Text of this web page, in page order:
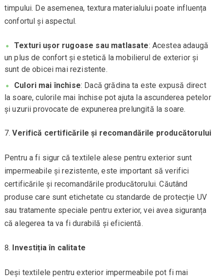
timpului. De asemenea, textura materialului poate influența
confortul și aspectul.
Texturi ușor rugoase sau matlasate: Acestea adaugă
un plus de confort și estetică la mobilierul de exterior și
sunt de obicei mai rezistente.
Culori mai închise: Dacă grădina ta este expusă direct
la soare, culorile mai închise pot ajuta la ascunderea petelor
și uzurii provocate de expunerea prelungită la soare.
Verifică certificările și recomandările producătorului
Pentru a fi sigur că textilele alese pentru exterior sunt
impermeabile și rezistente, este important să verifici
certificările și recomandările producătorului. Căutând
produse care sunt etichetate cu standarde de protecție UV
sau tratamente speciale pentru exterior, vei avea siguranța
că alegerea ta va fi durabilă și eficientă.
Investiția în calitate
Deși textilele pentru exterior impermeabile pot fi mai